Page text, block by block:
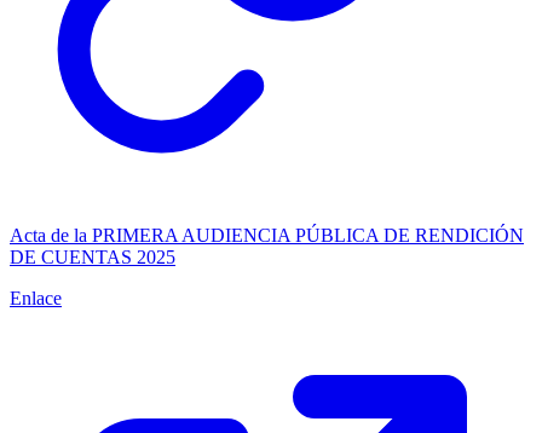
Acta de la PRIMERA AUDIENCIA PÚBLICA DE RENDICIÓN
DE CUENTAS 2025
Enlace